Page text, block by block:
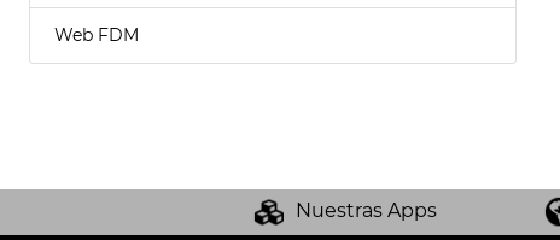
Web FDM
Nuestras Apps